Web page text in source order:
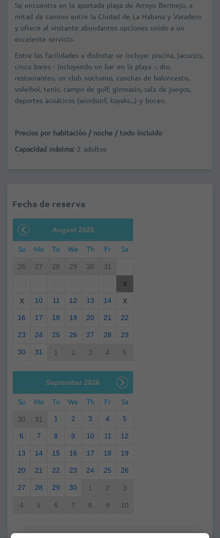
Se encuentra en la apartada playa de Arroyo Bermejo, a
mitad de camino entre la Ciudad de La Habana y Varadero
y ofrece al visitante abundantes opciones unido a un
excelente servicio.
Entre las facilidades a disfrutar se incluye: piscina, jacuzzis,
cinco bares - incluyendo un bar en la playa -, dos
restaurantes, un club nocturno, canchas de baloncesto,
voleibol, tenis, campo de golf, gimnasio, sala de juegos,
deportes acuáticos (windsurf, kayaks...) y buceo.
Precios por habitación / noche / todo incluido
Capacidad máxima: 2 adultos
Fecha de reserva
August 2026
Su Mo Tu We Th Fr Sa
26 27 28 29 30 31
X
X 10 11 12 13 14 X
16 17 18 19 20 21 22
23 24 25 26 27 28 29
30 31 1 2 3 4 5
September 2026
Su Mo Tu We Th Fr Sa
30 31 1 2 3 4 5
6 7 8 9 10 11 12
13 14 15 16 17 18 19
20 21 22 23 24 25 26
27 28 29 30 1 2 3
4 5 6 7 8 9 10